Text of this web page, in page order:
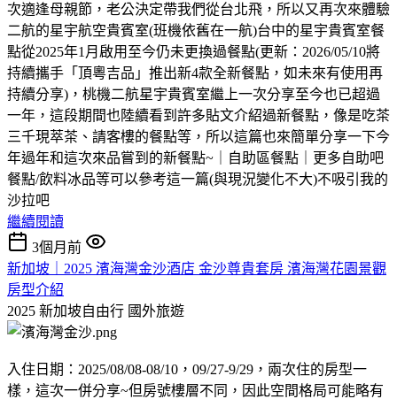
次適逢母親節，老公決定帶我們從台北飛，所以又再次來體驗
二航的星宇航空貴賓室(班機依舊在一航)台中的星宇貴賓室餐
點從2025年1月啟用至今仍未更換過餐點(更新：2026/05/10將
持續攜手「頂粵吉品」推出新4款全新餐點，如未來有使用再
持續分享)，桃機二航星宇貴賓室繼上一次分享至今也已超過
一年，這段期間也陸續看到許多貼文介紹過新餐點，像是吃茶
三千現萃茶、請客樓的餐點等，所以這篇也來簡單分享一下今
年過年和這次來品嘗到的新餐點~｜自助區餐點｜更多自助吧
餐點/飲料冰品等可以參考這一篇(與現況變化不大)不吸引我的
沙拉吧
繼續閱讀
3個月前
新加坡｜2025 濱海灣金沙酒店 金沙尊貴套房 濱海灣花園景觀
房型介紹
2025 新加坡自由行 國外旅遊
入住日期：2025/08/08-08/10，09/27-9/29，兩次住的房型一
樣，這次一併分享~但房號樓層不同，因此空間格局可能略有